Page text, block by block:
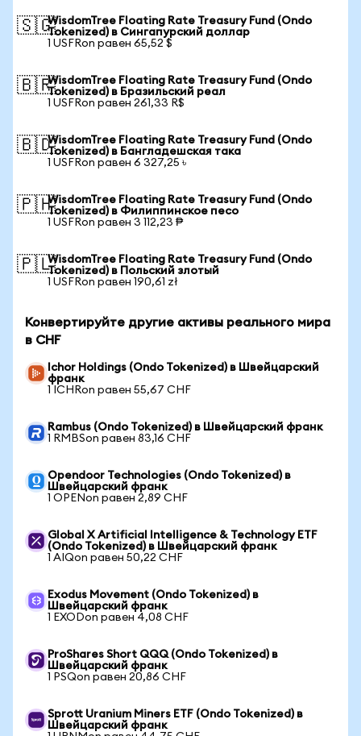
🇸🇬WisdomTree Floating Rate Treasury Fund (Ondo
Tokenized) в Сингапурский доллар
1 USFRon равен 65,52 $
🇧🇷WisdomTree Floating Rate Treasury Fund (Ondo
Tokenized) в Бразильский реал
1 USFRon равен 261,33 R$
🇧🇩WisdomTree Floating Rate Treasury Fund (Ondo
Tokenized) в Бангладешская така
1 USFRon равен 6 327,25 ৳
🇵🇭WisdomTree Floating Rate Treasury Fund (Ondo
Tokenized) в Филиппинское песо
1 USFRon равен 3 112,23 ₱
🇵🇱WisdomTree Floating Rate Treasury Fund (Ondo
Tokenized) в Польский злотый
1 USFRon равен 190,61 zł
Конвертируйте другие активы реального мира
в CHF
Ichor Holdings (Ondo Tokenized) в Швейцарский
франк
1 ICHRon равен 55,67 CHF
Rambus (Ondo Tokenized) в Швейцарский франк
1 RMBSon равен 83,16 CHF
Opendoor Technologies (Ondo Tokenized) в
Швейцарский франк
1 OPENon равен 2,89 CHF
Global X Artificial Intelligence & Technology ETF
(Ondo Tokenized) в Швейцарский франк
1 AIQon равен 50,22 CHF
Exodus Movement (Ondo Tokenized) в
Швейцарский франк
1 EXODon равен 4,08 CHF
ProShares Short QQQ (Ondo Tokenized) в
Швейцарский франк
1 PSQon равен 20,86 CHF
Sprott Uranium Miners ETF (Ondo Tokenized) в
Швейцарский франк